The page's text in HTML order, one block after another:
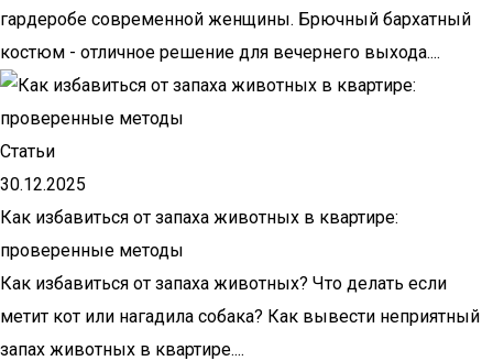
гардеробе современной женщины. Брючный бархатный
костюм - отличное решение для вечернего выхода....
Статьи
30.12.2025
Как избавиться от запаха животных в квартире:
проверенные методы
Как избавиться от запаха животных? Что делать если
метит кот или нагадила собака? Как вывести неприятный
запах животных в квартире....